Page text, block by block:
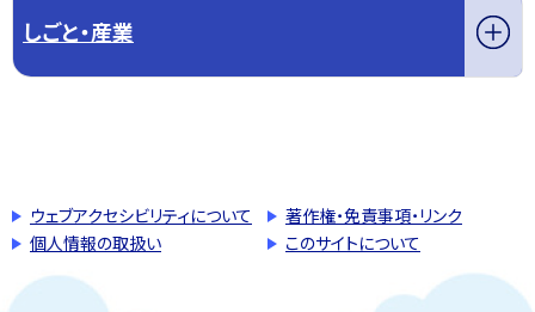
しごと・産業
ウェブアクセシビリティについて
著作権・免責事項・リンク
個人情報の取扱い
このサイトについて